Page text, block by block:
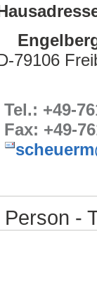
79106
Tel.: +49-
Fax: +49-
Person -